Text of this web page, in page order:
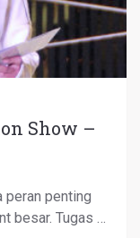
Show –
peran penting
besar. Tugas …